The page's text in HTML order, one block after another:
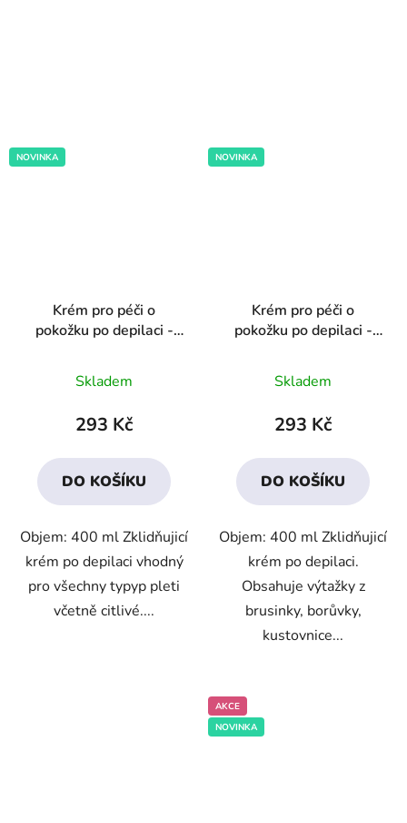
NOVINKA
Krém pro péči o
pokožku po depilaci -
hodnocení
produktu
3,8
z
hvězdiček.
Skladem
293 Kč
DO KOŠÍKU
Objem: 400 ml Zklidňujicí
krém po depilaci vhodný
pro všechny typyp pleti
včetně citlivé....
NOVINKA
Krém pro péči o
pokožku po depilaci -
hodnocení
produktu
3,7
z
hvězdiček.
Skladem
293 Kč
DO KOŠÍKU
Objem: 400 ml Zklidňujicí
krém po depilaci.
Obsahuje výtažky z
brusinky, borůvky,
kustovnice...
AKCE
NOVINKA